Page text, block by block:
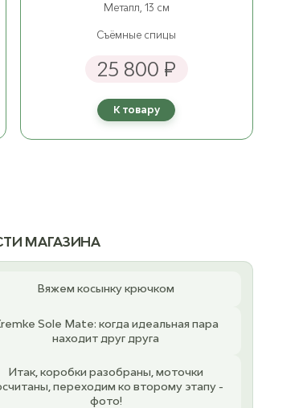
Металл, 13 см
Съёмные спицы
25 800 ₽
К товару
МАГАЗИНА
Вяжем косынку крючком
Sole Mate: когда идеальная пара
находит друг друга
Итак, коробки разобраны, моточки
переходим ко второму этапу -
фото!